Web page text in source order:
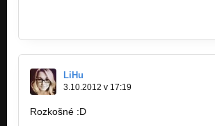
LiHu
3.10.2012 v 17:19
Rozkošné :D